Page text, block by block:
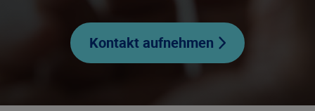
Kontakt aufnehmen